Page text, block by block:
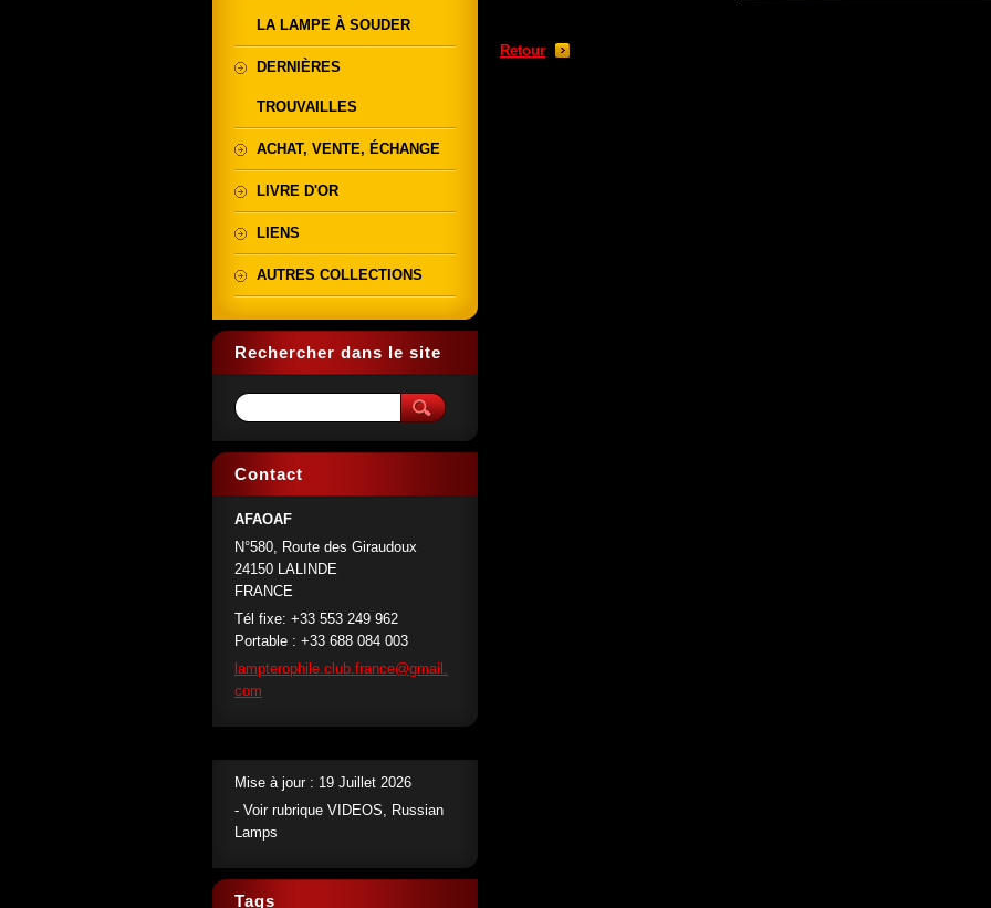
Retour
LA LAMPE À SOUDER
DERNIÈRES
TROUVAILLES
ACHAT, VENTE, ÉCHANGE
LIVRE D'OR
LIENS
AUTRES COLLECTIONS
Rechercher dans le site
Contact
AFAOAF
N°580, Route des Giraudoux
24150 LALINDE
FRANCE
Tél fixe: +33 553 249 962
Portable : +33 688 084 003
lampterophile.cl ub.france@gmail.
com
Mise à jour : 19 Juillet 2026
- Voir rubrique VIDEOS, Russian
Lamps
Tags